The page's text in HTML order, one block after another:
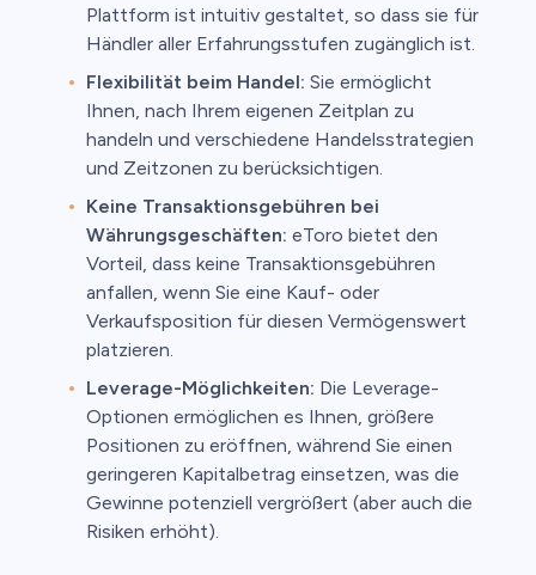
Plattform ist intuitiv gestaltet, so dass sie für
Händler aller Erfahrungsstufen zugänglich ist.
Flexibilität beim Handel: Sie ermöglicht
Ihnen, nach Ihrem eigenen Zeitplan zu
handeln und verschiedene Handelsstrategien
und Zeitzonen zu berücksichtigen.
Keine Transaktionsgebühren bei
Währungsgeschäften: eToro bietet den
Vorteil, dass keine Transaktionsgebühren
anfallen, wenn Sie eine Kauf- oder
Verkaufsposition für diesen Vermögenswert
platzieren.
Leverage-Möglichkeiten: Die Leverage-
Optionen ermöglichen es Ihnen, größere
Positionen zu eröffnen, während Sie einen
geringeren Kapitalbetrag einsetzen, was die
Gewinne potenziell vergrößert (aber auch die
Risiken erhöht).